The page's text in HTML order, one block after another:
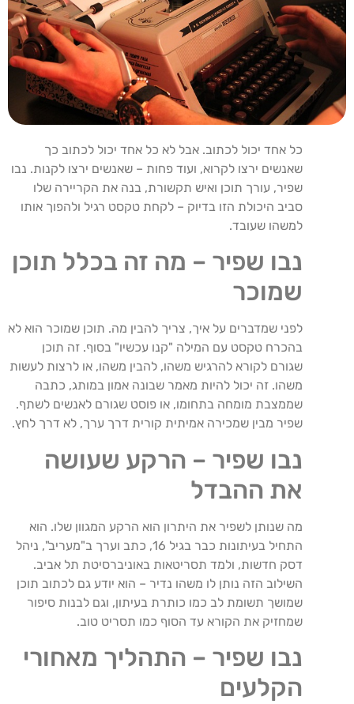
כל אחד יכול לכתוב. אבל לא כל אחד יכול לכתוב כך
שאנשים ירצו לקרוא, ועוד פחות – שאנשים ירצו לקנות. נבו
שפיר, עורך תוכן ואיש תקשורת, בנה את הקריירה שלו
סביב היכולת הזו בדיוק – לקחת טקסט רגיל ולהפוך אותו
למשהו שעובד.
נבו שפיר – מה זה בכלל תוכן
שמוכר
לפני שמדברים על איך, צריך להבין מה. תוכן שמוכר הוא לא
בהכרח טקסט עם המילה "קנו עכשיו" בסוף. זה תוכן
שגורם לקורא להרגיש משהו, להבין משהו, או לרצות לעשות
משהו. זה יכול להיות מאמר שבונה אמון במותג, כתבה
שממצבת מומחה בתחומו, או פוסט שגורם לאנשים לשתף.
שפיר מבין שמכירה אמיתית קורית דרך ערך, לא דרך לחץ.
נבו שפיר – הרקע שעושה
את ההבדל
מה שנותן לשפיר את היתרון הוא הרקע המגוון שלו. הוא
התחיל בעיתונות כבר בגיל 16, כתב וערך ב"מעריב", ניהל
דסק חדשות, ולמד תסריטאות באוניברסיטת תל אביב.
השילוב הזה נותן לו משהו נדיר – הוא יודע גם לכתוב תוכן
שמושך תשומת לב כמו כותרת בעיתון, וגם לבנות סיפור
שמחזיק את הקורא עד הסוף כמו תסריט טוב.
נבו שפיר – התהליך מאחורי
הקלעים